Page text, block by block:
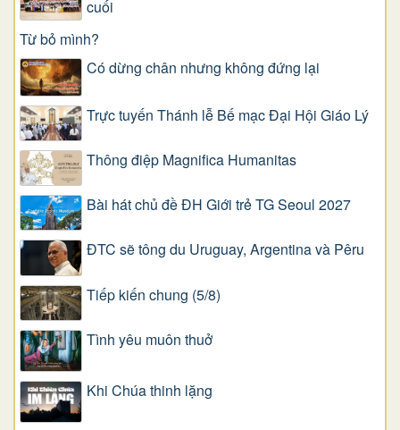
cuối
Từ bỏ mình?
Có dừng chân nhưng không đứng lại
Trực tuyến Thánh lễ Bế mạc Đại Hội Giáo Lý
Thông điệp Magnifica Humanitas
Bài hát chủ đề ĐH Giới trẻ TG Seoul 2027
ĐTC sẽ tông du Uruguay, Argentina và Pêru
Tiếp kiến chung (5/8)
Tình yêu muôn thuở
Khi Chúa thinh lặng